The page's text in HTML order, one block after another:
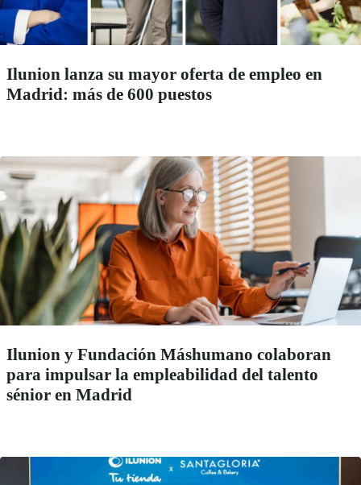
Ilunion lanza su mayor oferta de empleo en
Madrid: más de 600 puestos
Ilunion y Fundación Máshumano colaboran
para impulsar la empleabilidad del talento
sénior en Madrid